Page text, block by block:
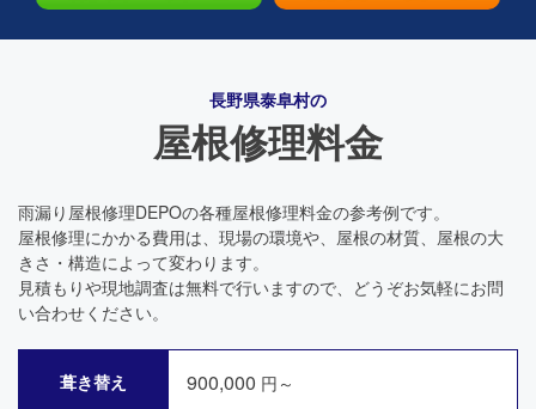
長野県泰阜村の
屋根修理料金
雨漏り屋根修理DEPOの各種屋根修理料金の参考例です。
屋根修理にかかる費用は、現場の環境や、屋根の材質、屋根の大
きさ・構造によって変わります。
見積もりや現地調査は無料で行いますので、どうぞお気軽にお問
い合わせください。
葺き替え 900,000 円～